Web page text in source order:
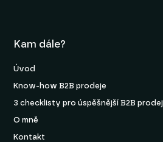
Kam dále?
Úvod
Know-how B2B prodeje
3 checklisty pro úspěšnější B2B prodej
O mně
Kontakt